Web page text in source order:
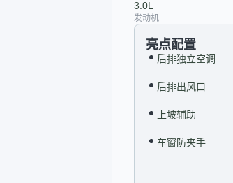
3.0L
发动机
亮点配置
后排独立空调
后排出风口
上坡辅助
车窗防夹手